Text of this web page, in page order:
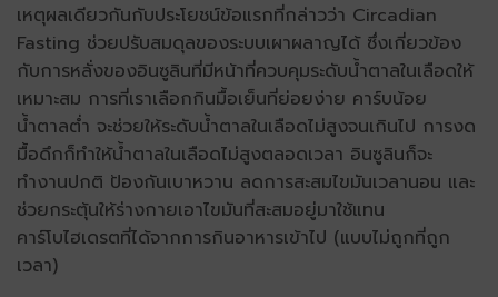
เหตุผลเดียวกันกับประโยชน์ข้อแรกที่กล่าวว่า Circadian
Fasting ช่วยปรับสมดุลของระบบเผาผลาญได้ ซึ่งเกี่ยวข้อง
กับการหลั่งของอินซูลินที่มีหน้าที่ควบคุมระดับน้ำตาลในเลือดให้
เหมาะสม การที่เราเลือกกินมื้อเย็นที่ย่อยง่าย คาร์บน้อย
น้ำตาลต่ำ จะช่วยให้ระดับน้ำตาลในเลือดไม่สูงจนเกินไป การงด
มื้อดึกก็ทำให้น้ำตาลในเลือดไม่สูงตลอดเวลา อินซูลินก็จะ
ทำงานปกติ ป้องกันเบาหวาน ลดการสะสมไขมันเวลานอน และ
ช่วยกระตุ้นให้ร่างกายเอาไขมันที่สะสมอยู่มาใช้แทน
คาร์โบไฮเดรตที่ได้จากการกินอาหารเข้าไป (แบบไม่ถูกที่ถูก
เวลา)